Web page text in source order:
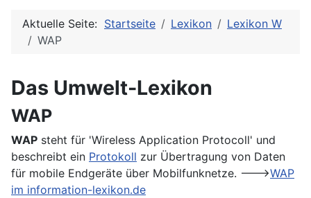
Aktuelle Seite: Startseite Lexikon
Lexikon W
WAP
Das Umwelt-Lexikon
WAP
WAP steht für 'Wireless Application Protocoll' und
beschreibt ein Protokoll zur Übertragung von Daten
für mobile Endgeräte über Mobilfunknetze. --->WAP
im information-lexikon.de